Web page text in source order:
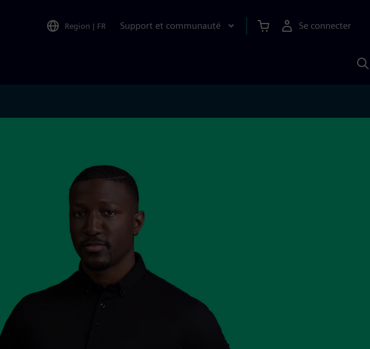
Region | FR Support et communauté Se connecter